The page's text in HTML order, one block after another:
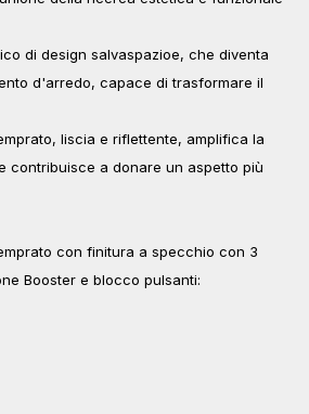
di design salvaspazioe, che diventa
d'arredo, capace di trasformare il
liscia e riflettente, amplifica la
contribuisce a donare un aspetto più
con finitura a specchio con 3
Booster e blocco pulsanti: